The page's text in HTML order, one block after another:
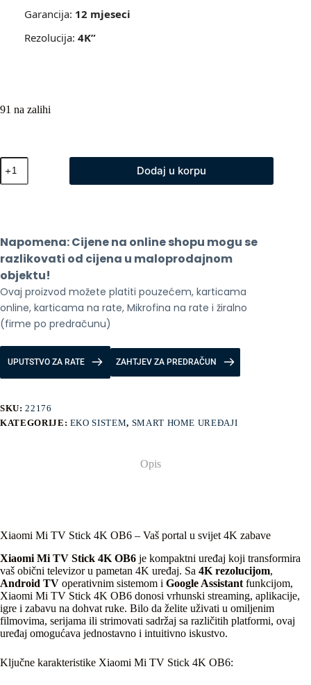
Garancija: 12 mjeseci
Rezolucija: 4K”
91 na zalihi
Xiaomi
Mi
TV
OB6
količina
Dodaj u korpu
Napomena: Cijene na online shopu mogu se
razlikovati od cijena u maloprodajnom
objektu!
Ovaj proizvod možete platiti pouzećem, karticama
online, karticama na rate, Mikrofina na rate i žiralno
(firme po predračunu)
UPUTSTVO ZA RATE ZAHTJEV ZA PREDRAČUN
SKU:22176
KATEGORIJE: EKO SISTEM, SMART HOME UREĐAJI
Opis
Xiaomi Mi TV Stick 4K OB6 – Vaš portal u svijet 4K zabave
Xiaomi Mi TV Stick 4K OB6 je kompaktni uređaj koji transformira
vaš obični televizor u pametan 4K uređaj. Sa 4K rezolucijom,
Android TV operativnim sistemom i Google Assistant funkcijom,
Xiaomi Mi TV Stick 4K OB6 donosi vrhunski streaming, aplikacije,
igre i zabavu na dohvat ruke. Bilo da želite uživati u omiljenim
filmovima, serijama ili strimovati sadržaj sa različitih platformi, ovaj
uređaj omogućava jednostavno i intuitivno iskustvo.
Ključne karakteristike Xiaomi Mi TV Stick 4K OB6: